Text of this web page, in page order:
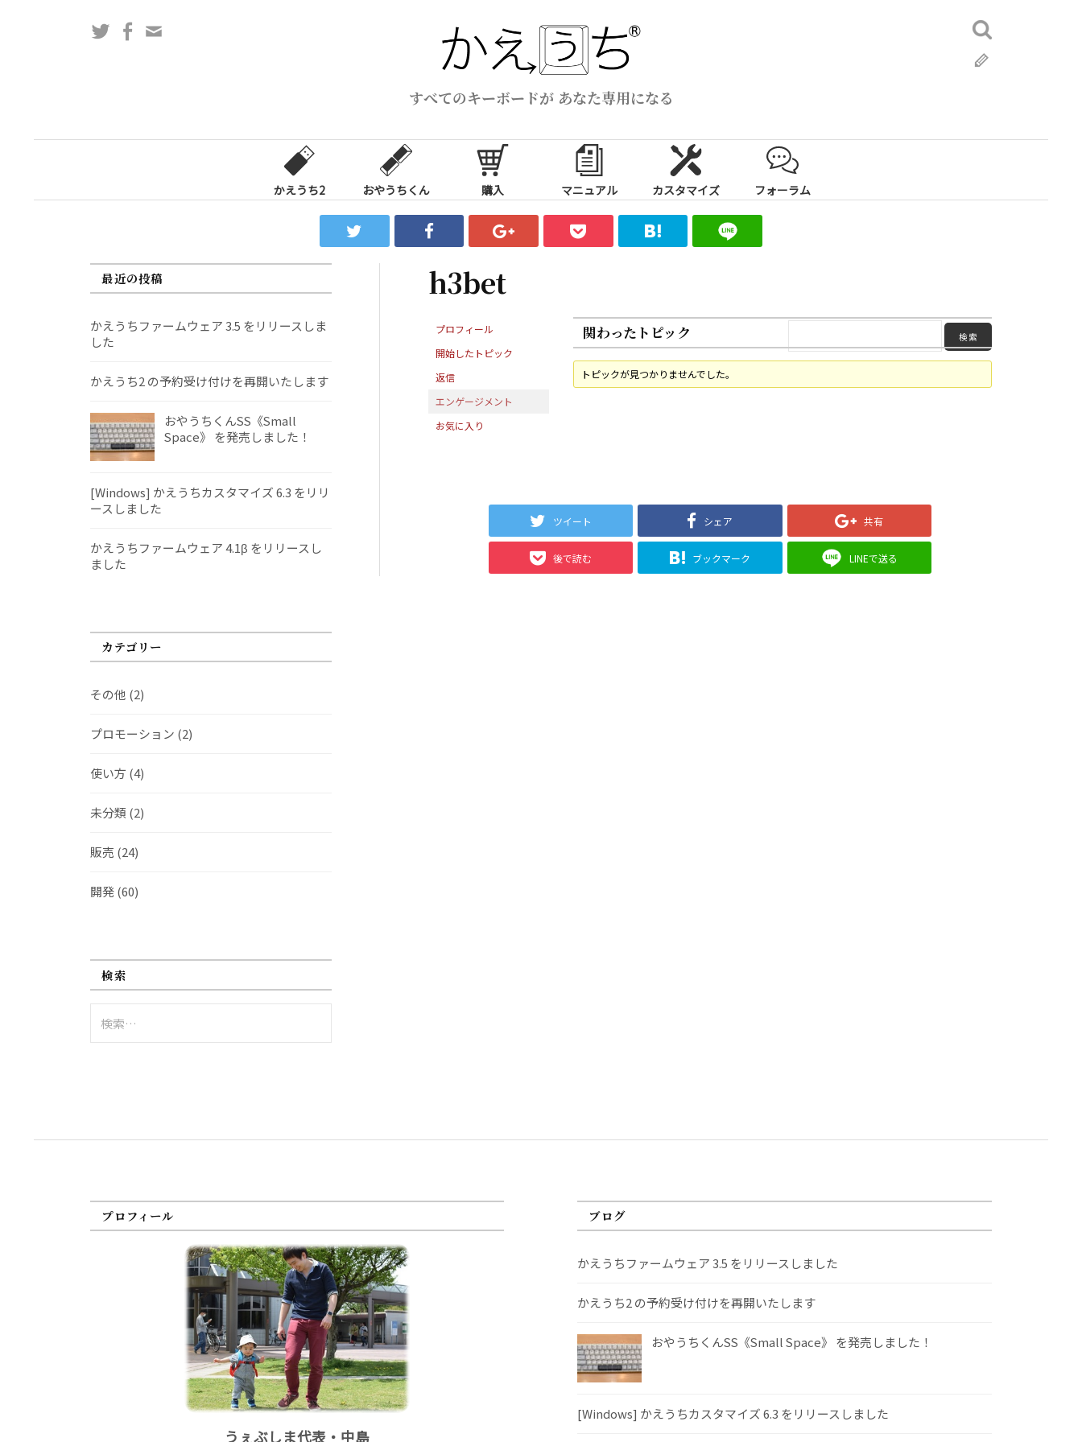
ス
すべてのキーボードが あなた専用になる
TwitterFacebook
検
索:
かえうち2 おやうちくん 購入 マニュアル カスタマイズ フォーラム
h3bet
プロフィール
開始したトピック
返信
エンゲージメント
お気に入り
関わったトピック
トピックが見つかりませんでした。
ツイート シェア 共有
後で読む ブックマーク LINEで送る
最近の投稿
かえうちファームウェア 3.5 をリリースしま
した
かえうち2 の予約受け付けを再開いたします
おやうちくんSS《Small
Space》 を発売しました！
[Windows] かえうちカスタマイズ 6.3 をリリ
ースしました
かえうちファームウェア 4.1β をリリースし
ました
カテゴリー
その他 (2)
プロモーション (2)
使い方 (4)
未分類 (2)
販売 (24)
開発(60)
検索
索:
プロフィール
うぇぶしま代表・中島
ブログ
かえうちファームウェア 3.5 をリリースしました
かえうち2 の予約受け付けを再開いたします
おやうちくんSS《Small Space》 を発売しました！
[Windows] かえうちカスタマイズ 6.3 をリリースしました